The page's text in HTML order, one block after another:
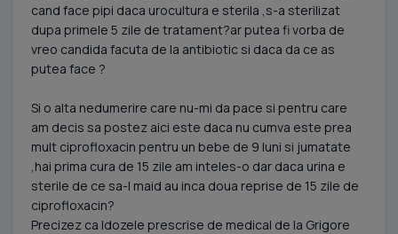
cand face pipi daca urocultura e sterila ,s-a sterilizat
dupa primele 5 zile de tratament?ar putea fi vorba de
vreo candida facuta de la antibiotic si daca da ce as
putea face ?
Si o alta nedumerire care nu-mi da pace si pentru care
am decis sa postez aici este daca nu cumva este prea
mult ciprofloxacin pentru un bebe de 9 luni si jumatate
,hai prima cura de 15 zile am inteles-o dar daca urina e
sterile de ce sa-I maid au inca doua reprise de 15 zile de
ciprofloxacin?
Precizez ca Idozele prescrise de medical de la Grigore